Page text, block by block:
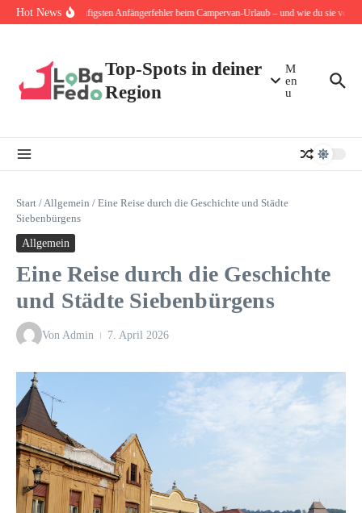
Zum Inhalt springen
Hot NewsDie 10 häufigsten Anfängerfehler beim Campervan-Urlaub – und wie du sie von
Top-Spots in deiner
Region
M
en
u
Start /Allgemein / Eine Reise durch die Geschichte und Städte
Siebenbürgens
Allgemein
Eine Reise durch die Geschichte
und Städte Siebenbürgens
Von Admin 7. April 2026